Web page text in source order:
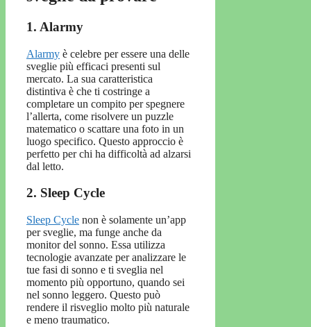
1. Alarmy
Alarmy è celebre per essere una delle
sveglie più efficaci presenti sul
mercato. La sua caratteristica
distintiva è che ti costringe a
completare un compito per spegnere
l’allerta, come risolvere un puzzle
matematico o scattare una foto in un
luogo specifico. Questo approccio è
perfetto per chi ha difficoltà ad alzarsi
dal letto.
2. Sleep Cycle
Sleep Cycle non è solamente un’app
per sveglie, ma funge anche da
monitor del sonno. Essa utilizza
tecnologie avanzate per analizzare le
tue fasi di sonno e ti sveglia nel
momento più opportuno, quando sei
nel sonno leggero. Questo può
rendere il risveglio molto più naturale
e meno traumatico.